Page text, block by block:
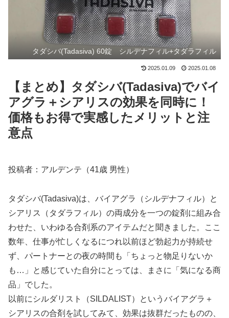
タダシバ(Tadasiva) 60錠 シルデナフィル+タダラフィル
2025.01.09 2025.01.08
【まとめ】タダシバ(Tadasiva)でバイ
アグラ＋シアリスの効果を同時に！
価格もお得で実感したメリットと注
意点
投稿者：アルデンテ（41歳 男性）
タダシバ(Tadasiva)は、バイアグラ（シルデナフィル）と
シアリス（タダラフィル）の両成分を一つの錠剤に組み合
わせた、いわゆる合剤系のアイテムだと聞きました。ここ
数年、仕事が忙しくなるにつれ以前ほど勃起力が持続せ
ず、パートナーとの夜の時間も「ちょっと物足りないか
も…」と感じていた自分にとっては、まさに「気になる商
品」でした。
以前にシルダリスト（SILDALIST）というバイアグラ＋
シアリスの合剤を試してみて、効果は抜群だったものの、